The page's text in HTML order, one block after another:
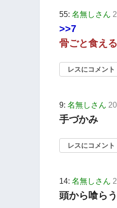
55: 名無しさん
>>7
骨ごと食え
レスにコメント
9: 名無しさん
手づかみ
レスにコメント
14: 名無しさん
頭から喰らう